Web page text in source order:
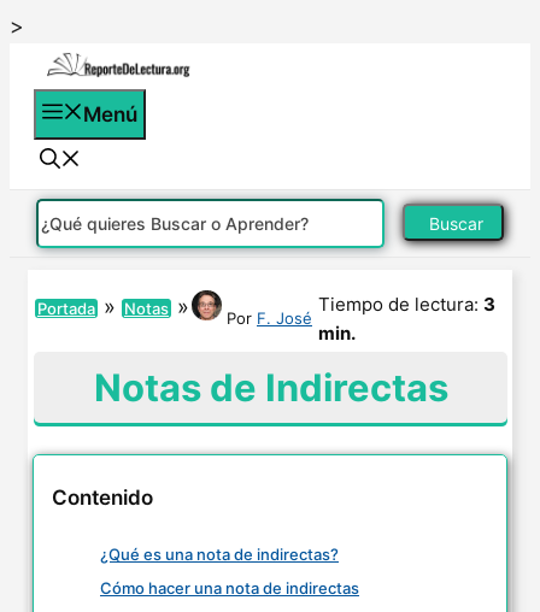
>
contenido
Menú
Buscar
Portada » Notas » Por F. José
Tiempo de lectura: 3
min.
Notas de Indirectas
Contenido
¿Qué es una nota de indirectas?
Cómo hacer una nota de indirectas